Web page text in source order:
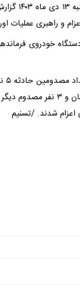
و راهبری عملیات
۵ دستگاه آمبولانس، یک
نفر از مصدومین با انجام اقدامات
اعزام شدند. /تسنیم